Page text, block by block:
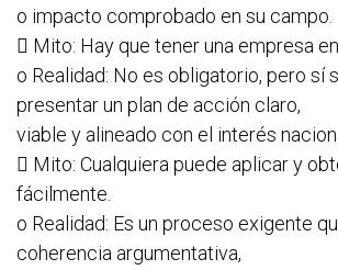
o impacto comprobado en su campo.
 Mito: Hay que tener una empresa en
o Realidad: No es obligatorio, pero sí
presentar un plan de acción claro,
viable y alineado con el interés
 Mito: Cualquiera puede aplicar y
fácilmente.
o Realidad: Es un proceso exigente
coherencia argumentativa,